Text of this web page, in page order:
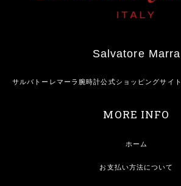
Salvatore Marra
サルバトーレマーラ腕時計公式ショッピングサイト
MORE INFO
ホーム
お支払い方法について